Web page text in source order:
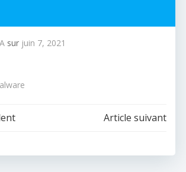
sur juin 7, 2021
Navigation
de
Article suivant